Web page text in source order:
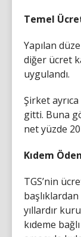
Temel
Yapılan
diğer ücret
uygulandı.
Şirket
gitti. Buna
net yüzde 20
Kıdem
TGS’nin
yıllardır
kıdeme